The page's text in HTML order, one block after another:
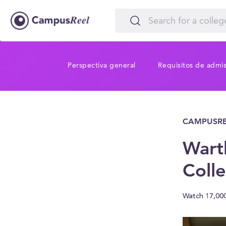
Perspectiva general Requisitos de
Watch